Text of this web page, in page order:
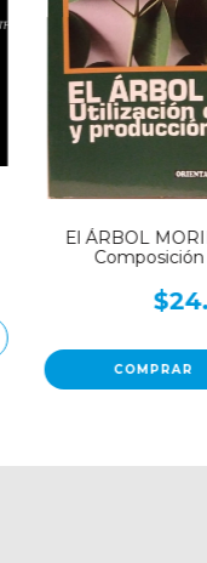
El ÁRBOL